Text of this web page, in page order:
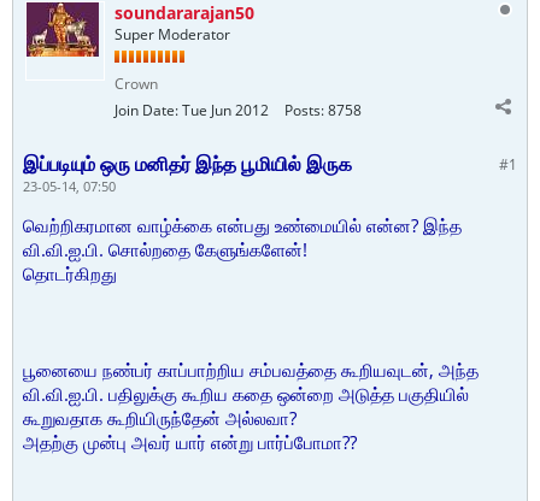
soundararajan50
Super Moderator
Crown
Join Date:Tue Jun 2012 Posts:8758
#1
இப்படியும் ஒரு மனிதர் இந்த பூமியில் இருக
23-05-14, 07:50
வெற்றிகரமான வாழ்க்கை என்பது உண்மையில் என்ன? இந்த
வி.வி.ஐ.பி. சொல்றதை கேளுங்களேன்!
தொடர்கிறது
பூனையை நண்பர் காப்பாற்றிய சம்பவத்தை கூறியவுடன், அந்த
வி.வி.ஐ.பி. பதிலுக்கு கூறிய கதை ஒன்றை அடுத்த பகுதியில்
கூறுவதாக கூறியிருந்தேன் அல்லவா?
அதற்கு முன்பு அவர் யார் என்று பார்ப்போமா??